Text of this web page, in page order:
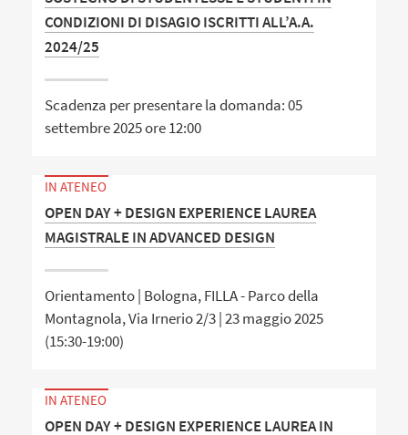
CONDIZIONI DI DISAGIO ISCRITTI ALL’A.A.
2024/25
Scadenza per presentare la domanda: 05
settembre 2025 ore 12:00
IN ATENEO
OPEN DAY + DESIGN EXPERIENCE LAUREA
MAGISTRALE IN ADVANCED DESIGN
Orientamento | Bologna, FILLA - Parco della
Montagnola, Via Irnerio 2/3 | 23 maggio 2025
(15:30-19:00)
IN ATENEO
OPEN DAY + DESIGN EXPERIENCE LAUREA IN